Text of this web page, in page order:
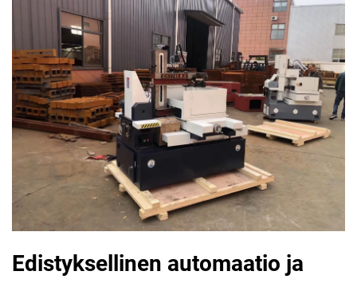
Edistyksellinen automaatio ja